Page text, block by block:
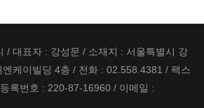
/ 대표자 : 강성문 / 소재지 : 서울특별시 강
케이빌딩 4층 / 전화 : 02.558.4381 / 팩스
록번호 : 220-87-16960 / 이메일 :